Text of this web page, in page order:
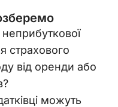
страхового
від оренди або
можуть